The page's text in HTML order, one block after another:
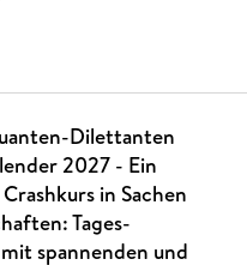
Dilettanten
2027 - Ein
in Sachen
Tages-
spannenden und